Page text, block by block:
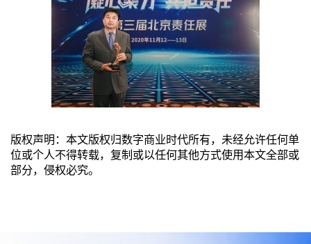
版权声明：本文版权归数字商业时代所有，未经允许任何单
位或个人不得转载，复制或以任何其他方式使用本文全部或
部分，侵权必究。